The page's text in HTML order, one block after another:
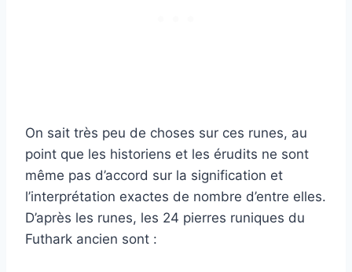
On sait très peu de choses sur ces runes, au
point que les historiens et les érudits ne sont
même pas d’accord sur la signification et
l’interprétation exactes de nombre d’entre elles.
D’après les runes, les 24 pierres runiques du
Futhark ancien sont :